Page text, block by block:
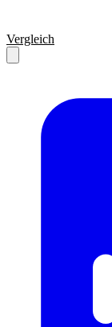
Vergleich